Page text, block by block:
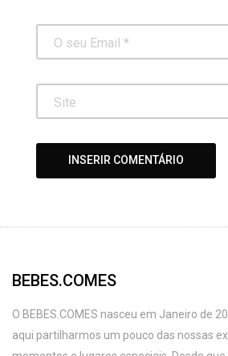
BEBES.COMES
O BEBES.COMES nasceu em Janeiro de
aqui partilharmos um pouco das nossas